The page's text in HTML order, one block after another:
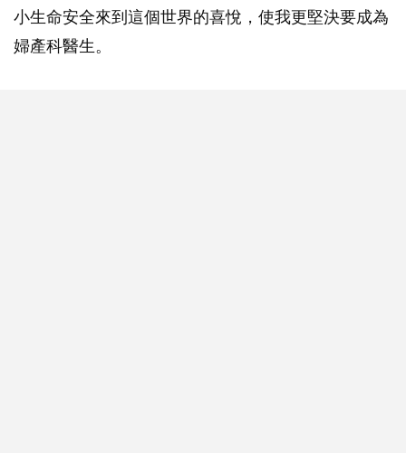
小生命安全來到這個世界的喜悅，使我更堅決要成為
婦產科醫生。